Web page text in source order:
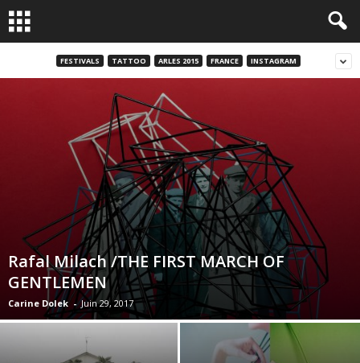
FESTIVALS TATTOO ARLES 2015 FRANCE INSTAGRAM
Rafal Milach /THE FIRST MARCH OF
GENTLEMEN
Carine Dolek - Juin 29, 2017